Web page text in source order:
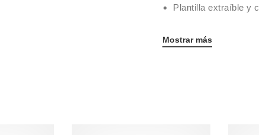
Plantilla extraíble y
Mostrar más